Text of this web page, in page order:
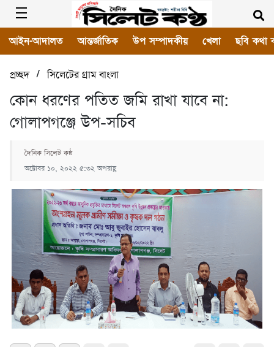
আইন-আদালত আন্তর্জাতিক উপ সম্পাদকীয় খেলা ছবি কথা
প্রচ্ছদ/সিলেটের গ্রাম বাংলা
কোন ধরণের পতিত জমি রাখা যাবে না:
গোলাপগঞ্জে উপ-সচিব
দৈনিক সিলেট কন্ঠ
অক্টোবর ১০, ২০২২ ৫:৩২ অপরাহ্ণ